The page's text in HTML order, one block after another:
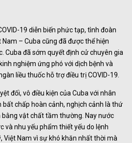
19 diễn biến phức tạp, tình đoàn
Nam – Cuba cũng đã được thể hiện
Cuba đã sớm quyết định cử chuyên gia
nghiệm ứng phó với dịch bệnh và
liều thuốc hỗ trợ điều trị COVID-19.
đối, vô điều kiện của Cuba với nhân
bất chấp hoàn cảnh, nghịch cảnh là thứ
vật chất tầm thường. Nay nước
và nhu yếu phẩm thiết yếu do lệnh
Việt Nam vì sự khó khăn nhất thời mà